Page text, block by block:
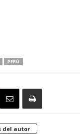
PERÚ
del autor